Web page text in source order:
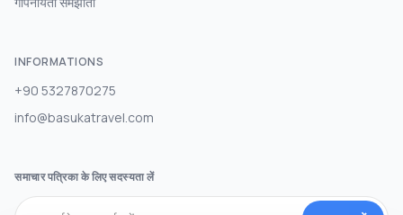
INFORMATIONS
+90 5327870275
info@basukatravel.com
समाचार पत्रिका के लिए सदस्यता लें